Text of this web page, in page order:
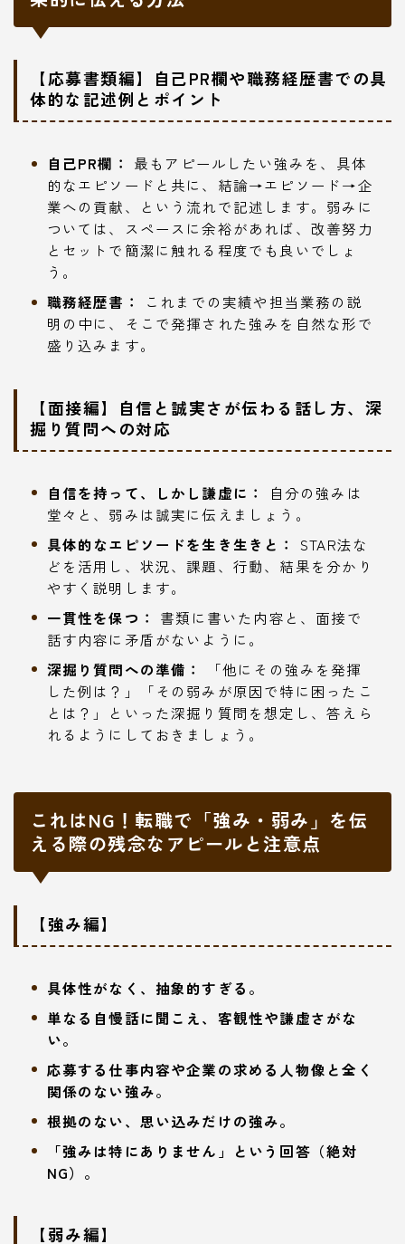
【応募書類編】自己PR欄や職務経歴書での具
体的な記述例とポイント
自己PR欄：
最もアピールしたい強みを、具体
的なエピソードと共に、結論→エピソード→企
業への貢献、という流れで記述します。弱みに
ついては、スペースに余裕があれば、改善努力
とセットで簡潔に触れる程度でも良いでしょ
う。
職務経歴書：
これまでの実績や担当業務の説
明の中に、そこで発揮された強みを自然な形で
盛り込みます。
【面接編】自信と誠実さが伝わる話し方、深
掘り質問への対応
自信を持って、しかし謙虚に：
自分の強みは
堂々と、弱みは誠実に伝えましょう。
具体的なエピソードを生き生きと：
STAR法な
どを活用し、状況、課題、行動、結果を分かり
やすく説明します。
一貫性を保つ：
書類に書いた内容と、面接で
話す内容に矛盾がないように。
深掘り質問への準備：
「他にその強みを発揮
した例は？」「その弱みが原因で特に困ったこ
とは？」といった深掘り質問を想定し、答えら
れるようにしておきましょう。
これはNG！転職で「強み・弱み」を伝
える際の残念なアピールと注意点
【強み編】
具体性がなく、抽象的すぎる。
単なる自慢話に聞こえ、客観性や謙虚さがな
い。
応募する仕事内容や企業の求める人物像と全く
関係のない強み。
根拠のない、思い込みだけの強み。
「強みは特にありません」という回答（絶対
NG）。
【弱み編】